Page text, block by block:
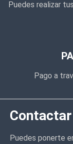
Puedes realizar
Pago a
Contactar
Puedes ponerte